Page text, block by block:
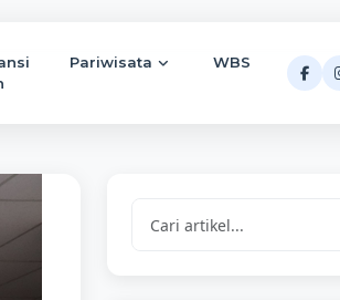
Pariwisata WBS